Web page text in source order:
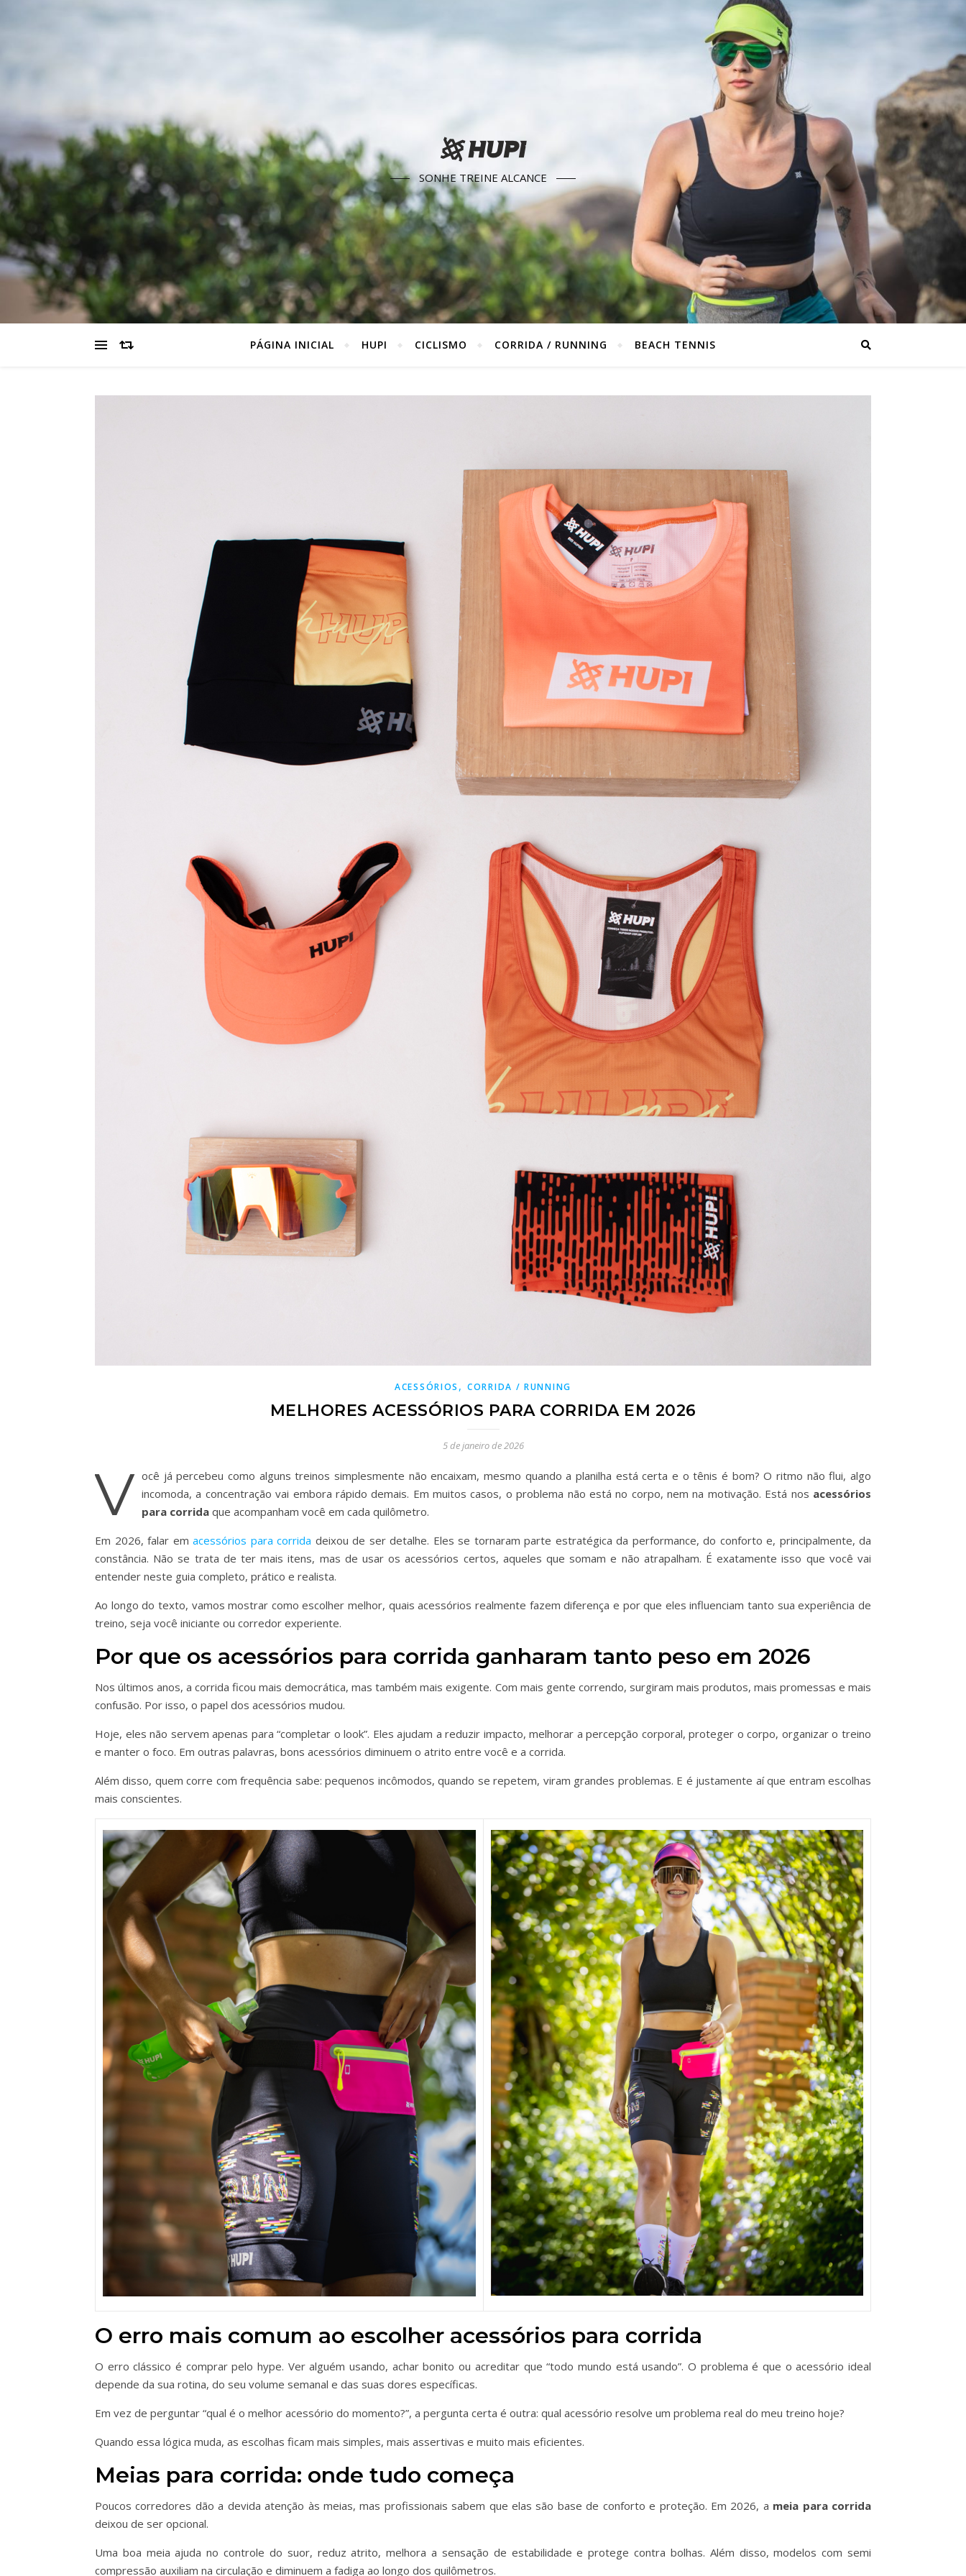
SONHE TREINE ALCANCE
PÁGINA INICIAL HUPI CICLISMO CORRIDA / RUNNING BEACH TENNIS
ACESSÓRIOS ,CORRIDA / RUNNING
MELHORES ACESSÓRIOS PARA CORRIDA EM 2026
5 de janeiro de 2026
V ocê já percebeu como alguns treinos simplesmente não encaixam, mesmo quando a planilha está certa e o tênis é bom? O ritmo não flui, algo
incomoda, a concentração vai embora rápido demais. Em muitos casos, o problema não está no corpo, nem na motivação. Está nos acessórios
para corrida que acompanham você em cada quilômetro.
Em 2026, falar em acessórios para corrida deixou de ser detalhe. Eles se tornaram parte estratégica da performance, do conforto e, principalmente, da
constância. Não se trata de ter mais itens, mas de usar os acessórios certos, aqueles que somam e não atrapalham. É exatamente isso que você vai
entender neste guia completo, prático e realista.
Ao longo do texto, vamos mostrar como escolher melhor, quais acessórios realmente fazem diferença e por que eles influenciam tanto sua experiência de
treino, seja você iniciante ou corredor experiente.
Por que os acessórios para corrida ganharam tanto peso em 2026
Nos últimos anos, a corrida ficou mais democrática, mas também mais exigente. Com mais gente correndo, surgiram mais produtos, mais promessas e mais
confusão. Por isso, o papel dos acessórios mudou.
Hoje, eles não servem apenas para “completar o look”. Eles ajudam a reduzir impacto, melhorar a percepção corporal, proteger o corpo, organizar o treino
e manter o foco. Em outras palavras, bons acessórios diminuem o atrito entre você e a corrida.
Além disso, quem corre com frequência sabe: pequenos incômodos, quando se repetem, viram grandes problemas. E é justamente aí que entram escolhas
mais conscientes.
O erro mais comum ao escolher acessórios para corrida
O erro clássico é comprar pelo hype. Ver alguém usando, achar bonito ou acreditar que “todo mundo está usando”. O problema é que o acessório ideal
depende da sua rotina, do seu volume semanal e das suas dores específicas.
Em vez de perguntar “qual é o melhor acessório do momento?”, a pergunta certa é outra: qual acessório resolve um problema real do meu treino hoje?
Quando essa lógica muda, as escolhas ficam mais simples, mais assertivas e muito mais eficientes.
Meias para corrida: onde tudo começa
Poucos corredores dão a devida atenção às meias, mas profissionais sabem que elas são base de conforto e proteção. Em 2026, a meia para corrida
deixou de ser opcional.
Uma boa meia ajuda no controle do suor, reduz atrito, melhora a sensação de estabilidade e protege contra bolhas. Além disso, modelos com semi
compressão auxiliam na circulação e diminuem a fadiga ao longo dos quilômetros.